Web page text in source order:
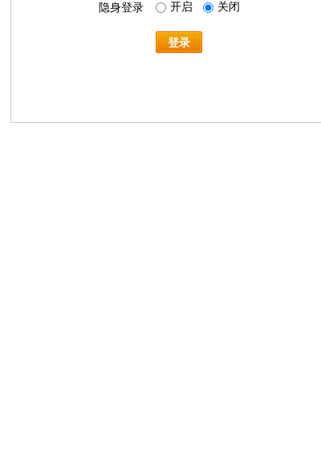
隐身登录 开启 关闭
登录